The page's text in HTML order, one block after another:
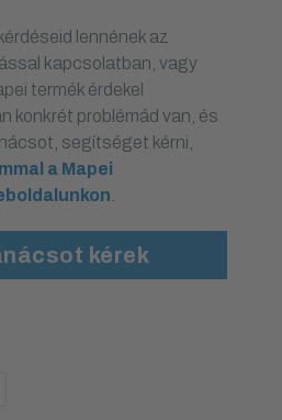
lennének az
kapcsolatban, vagy
termék érdekel
konkrét problémád van, és
segítséget kérni,
a Mapei
kérek